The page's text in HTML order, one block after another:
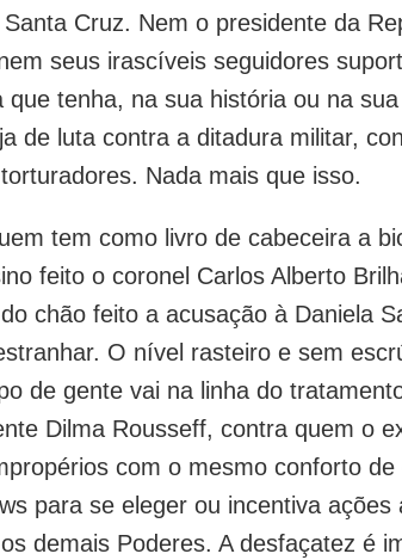
Cruz. Nem o presidente da
seus irascíveis seguidores
que tenha, na sua história ou na
de luta contra a ditadura militar,
Nada mais que isso.
tem como livro de cabeceira a
feito o coronel Carlos Alberto
chão feito a acusação à Daniela
O nível rasteiro e sem
de gente vai na linha do
Dilma Rousseff, contra quem o
com o mesmo conforto de
para se eleger ou incentiva ações
demais Poderes. A desfaçatez é